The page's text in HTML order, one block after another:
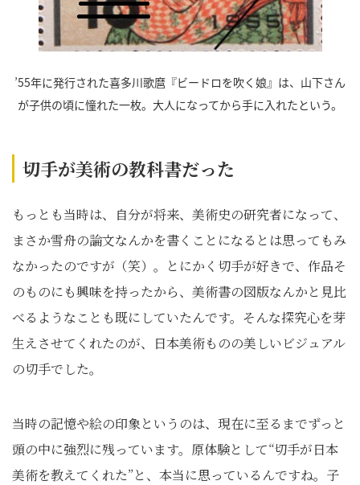
’55年に発行された喜多川歌麿『ビードロを吹く娘』は、山下さん
が子供の頃に憧れた一枚。大人になってから手に入れたという。
切手が美術の教科書だった
もっとも当時は、自分が将来、美術史の研究者になって、
まさか雪舟の論文なんかを書くことになるとは思ってもみ
なかったのですが（笑）。とにかく切手が好きで、作品そ
のものにも興味を持ったから、美術書の図版なんかと見比
べるようなことも既にしていたんです。そんな探究心を芽
生えさせてくれたのが、日本美術ものの美しいビジュアル
の切手でした。
当時の記憶や絵の印象というのは、現在に至るまでずっと
頭の中に強烈に残っています。原体験として“切手が日本
美術を教えてくれた”と、本当に思っているんですね。子